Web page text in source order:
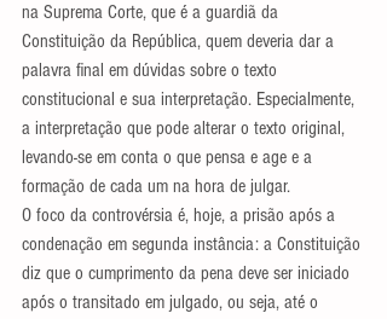
na Suprema Corte, que é a guardiã da
Constituição da República, quem deveria dar a
palavra final em dúvidas sobre o texto
constitucional e sua interpretação. Especialmente,
a interpretação que pode alterar o texto original,
levando-se em conta o que pensa e age e a
formação de cada um na hora de julgar.
O foco da controvérsia é, hoje, a prisão após a
condenação em segunda instância: a Constituição
diz que o cumprimento da pena deve ser iniciado
após o transitado em julgado, ou seja, até o